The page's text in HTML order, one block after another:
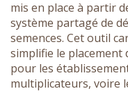
mis en place à partir
système partagé de
semences. Cet outil
simplifie le placement
pour les
multiplicateurs, voire